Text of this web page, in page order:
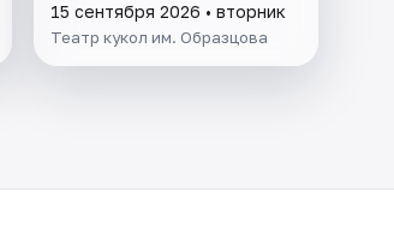
15 сентября 2026 • вторник
Театр кукол им. Образцова